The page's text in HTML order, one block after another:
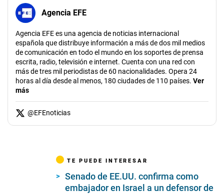
Agencia EFE
Agencia EFE es una agencia de noticias internacional
española que distribuye información a más de dos mil medios
de comunicación en todo el mundo en los soportes de prensa
escrita, radio, televisión e internet. Cuenta con una red con
más de tres mil periodistas de 60 nacionalidades. Opera 24
horas al día desde al menos, 180 ciudades de 110 países. Ver
más
@EFEnoticias
TE PUEDE INTERESAR
Senado de EE.UU. confirma como
embajador en Israel a un defensor de